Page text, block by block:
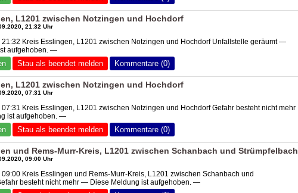
L1201 zwischen Notzingen und Hochdorf
21:32 Uhr
21:32 Kreis Esslingen, L1201 zwischen Notzingen und Hochdorf Unfallstelle geräumt —
aufgehoben. —
Stau als beendet melden Kommentare (0)
L1201 zwischen Notzingen und Hochdorf
07:31 Uhr
07:31 Kreis Esslingen, L1201 zwischen Notzingen und Hochdorf Gefahr besteht nicht mehr
ist aufgehoben. —
Stau als beendet melden Kommentare (0)
und Rems-Murr-Kreis, L1201 zwischen Schanbach und Strümpfelbach
09:00 Uhr
09:00 Kreis Esslingen und Rems-Murr-Kreis, L1201 zwischen Schanbach und
besteht nicht mehr — Diese Meldung ist aufgehoben. —